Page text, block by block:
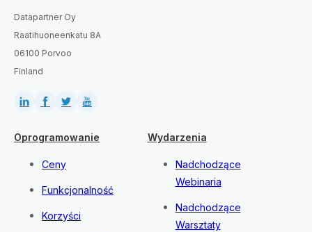
Datapartner Oy
Raatihuoneenkatu 8A
06100 Porvoo
Finland
Oprogramowanie
Ceny
Funkcjonalność
Korzyści
Wydarzenia
Nadchodzące
Webinaria
Nadchodzące
Warsztaty